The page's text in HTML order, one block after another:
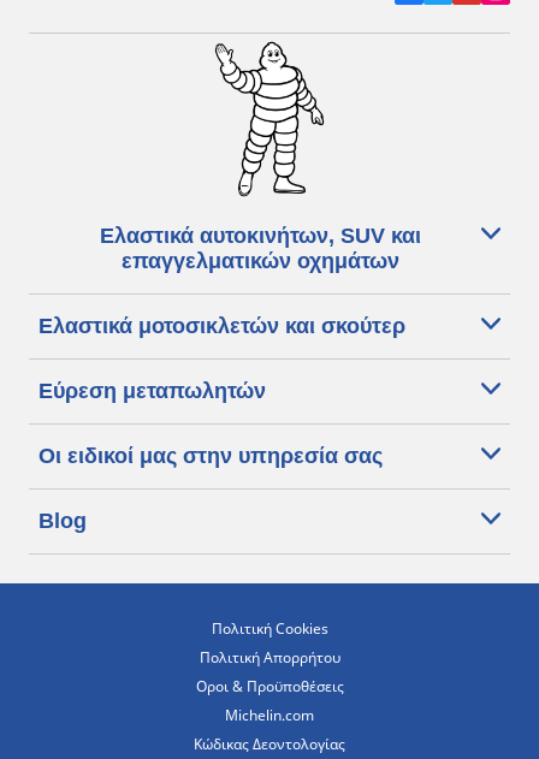
Ελαστικά αυτοκινήτων, SUV και
επαγγελματικών οχημάτων
Ελαστικά μοτοσικλετών και σκούτερ
Εύρεση μεταπωλητών
Οι ειδικοί μας στην υπηρεσία σας
Blog
Πολιτική Cookies
Πολιτική Απορρήτου
Οροι & Προϋποθέσεις
Michelin.com
Κώδικας Δεοντολογίας